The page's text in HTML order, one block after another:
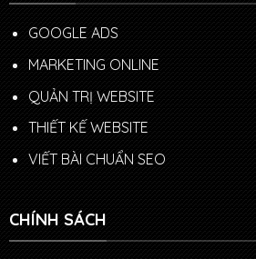
GOOGLE ADS
MARKETING ONLINE
QUẢN TRỊ WEBSITE
THIẾT KẾ WEBSITE
VIẾT BÀI CHUẨN SEO
CHÍNH SÁCH